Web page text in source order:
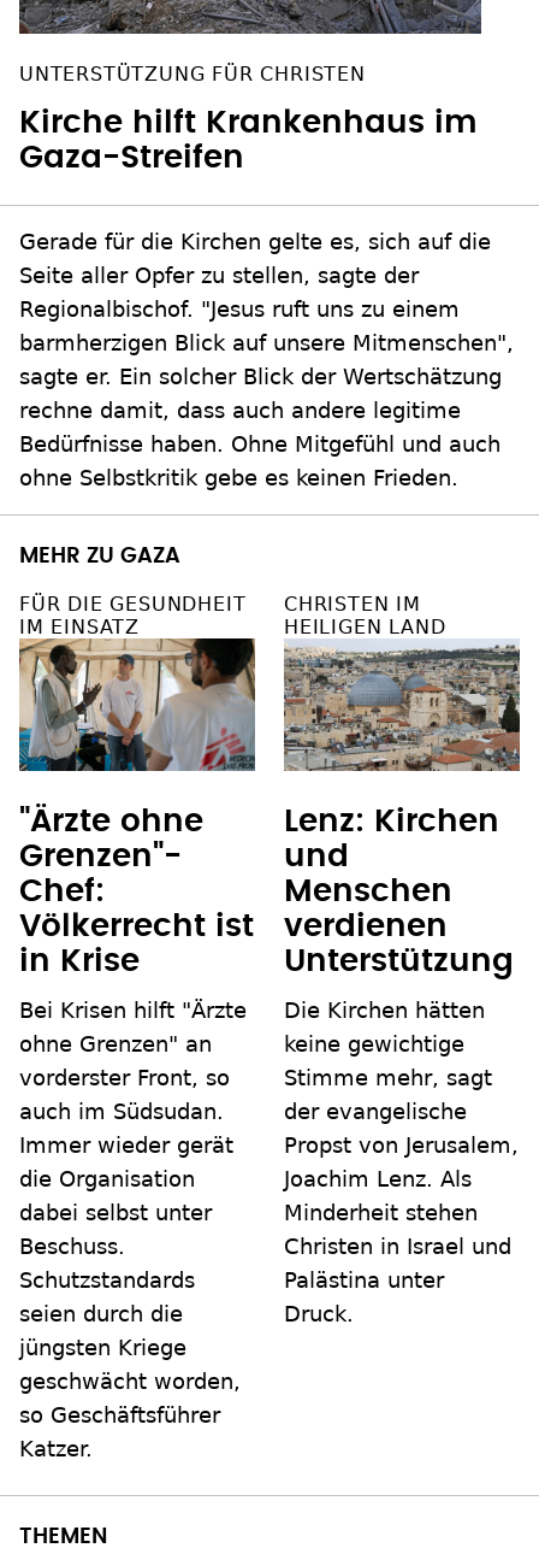
UNTERSTÜTZUNG FÜR CHRISTEN
Kirche hilft Krankenhaus im
Gaza-Streifen
Gerade für die Kirchen gelte es, sich auf die
Seite aller Opfer zu stellen, sagte der
Regionalbischof. "Jesus ruft uns zu einem
barmherzigen Blick auf unsere Mitmenschen",
sagte er. Ein solcher Blick der Wertschätzung
rechne damit, dass auch andere legitime
Bedürfnisse haben. Ohne Mitgefühl und auch
ohne Selbstkritik gebe es keinen Frieden.
MEHR ZU GAZA
FÜR DIE GESUNDHEIT
IM EINSATZ
"Ärzte ohne
Grenzen"-
Chef:
Völkerrecht ist
in Krise
Bei Krisen hilft "Ärzte
ohne Grenzen" an
vorderster Front, so
auch im Südsudan.
Immer wieder gerät
die Organisation
dabei selbst unter
Beschuss.
Schutzstandards
seien durch die
jüngsten Kriege
geschwächt worden,
so Geschäftsführer
Katzer.
CHRISTEN IM
HEILIGEN LAND
Lenz: Kirchen
und
Menschen
verdienen
Unterstützung
Die Kirchen hätten
keine gewichtige
Stimme mehr, sagt
der evangelische
Propst von Jerusalem,
Joachim Lenz. Als
Minderheit stehen
Christen in Israel und
Palästina unter
Druck.